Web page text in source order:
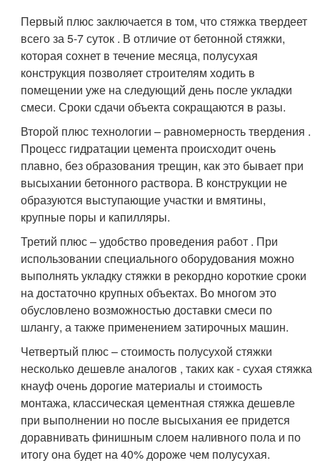
Первый плюс заключается в том, что стяжка твердеет
всего за 5-7 суток . В отличие от бетонной стяжки,
которая сохнет в течение месяца, полусухая
конструкция позволяет строителям ходить в
помещении уже на следующий день после укладки
смеси. Сроки сдачи объекта сокращаются в разы.
Второй плюс технологии – равномерность твердения .
Процесс гидратации цемента происходит очень
плавно, без образования трещин, как это бывает при
высыхании бетонного раствора. В конструкции не
образуются выступающие участки и вмятины,
крупные поры и капилляры.
Третий плюс – удобство проведения работ . При
использовании специального оборудования можно
выполнять укладку стяжки в рекордно короткие сроки
на достаточно крупных объектах. Во многом это
обусловлено возможностью доставки смеси по
шлангу, а также применением затирочных машин.
Четвертый плюс – стоимость полусухой стяжки
несколько дешевле аналогов , таких как - сухая стяжка
кнауф очень дорогие материалы и стоимость
монтажа, классическая цементная стяжка дешевле
при выполнении но после высыхания ее придется
доравнивать финишным слоем наливного пола и по
итогу она будет на 40% дороже чем полусухая.